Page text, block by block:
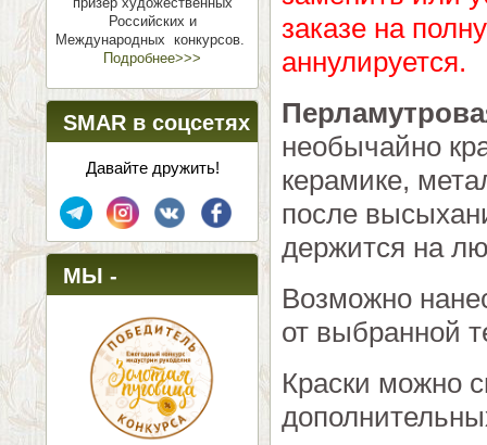
Российских и
Международных конкурсов.
Подробнее>>>
SMAR в соцсетях
Давайте дружить!
МЫ -
ПОБЕДИТЕЛИ!
заказе на
аннулируется.
необычайно
керамике,
после
держится на
Возможно
от выбранной
Краски можно